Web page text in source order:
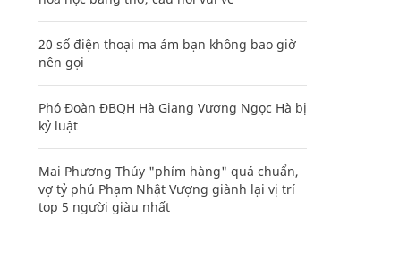
20 số điện thoại ma ám bạn không bao giờ
nên gọi
Phó Đoàn ĐBQH Hà Giang Vương Ngọc Hà bị
kỷ luật
Mai Phương Thúy "phím hàng" quá chuẩn,
vợ tỷ phú Phạm Nhật Vượng giành lại vị trí
top 5 người giàu nhất